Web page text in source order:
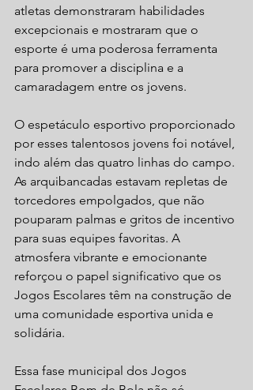
atletas demonstraram habilidades
excepcionais e mostraram que o
esporte é uma poderosa ferramenta
para promover a disciplina e a
camaradagem entre os jovens.
O espetáculo esportivo proporcionado
por esses talentosos jovens foi notável,
indo além das quatro linhas do campo.
As arquibancadas estavam repletas de
torcedores empolgados, que não
pouparam palmas e gritos de incentivo
para suas equipes favoritas. A
atmosfera vibrante e emocionante
reforçou o papel significativo que os
Jogos Escolares têm na construção de
uma comunidade esportiva unida e
solidária.
Essa fase municipal dos Jogos